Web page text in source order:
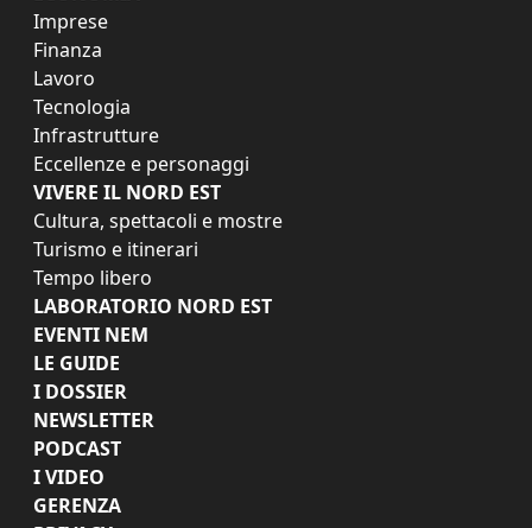
Imprese
Finanza
Lavoro
Tecnologia
Infrastrutture
Eccellenze e personaggi
VIVERE IL NORD EST
Cultura, spettacoli e mostre
Turismo e itinerari
Tempo libero
LABORATORIO NORD EST
EVENTI NEM
LE GUIDE
I DOSSIER
NEWSLETTER
PODCAST
I VIDEO
GERENZA